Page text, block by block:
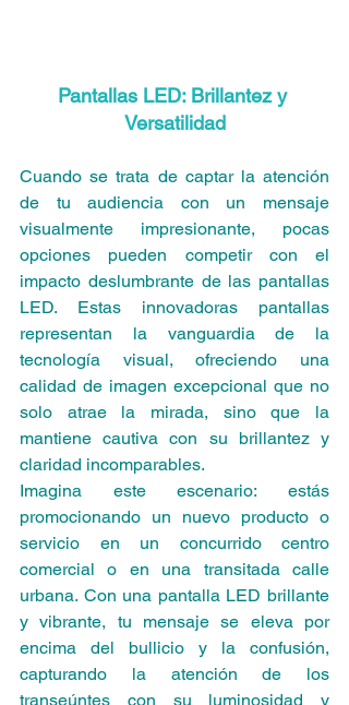
Pantallas LED: Brillantez y
Versatilidad
Cuando se trata de captar la atención
de tu audiencia con un mensaje
visualmente impresionante, pocas
opciones pueden competir con el
impacto deslumbrante de las pantallas
LED. Estas innovadoras pantallas
representan la vanguardia de la
tecnología visual, ofreciendo una
calidad de imagen excepcional que no
solo atrae la mirada, sino que la
mantiene cautiva con su brillantez y
claridad incomparables.
Imagina este escenario: estás
promocionando un nuevo producto o
servicio en un concurrido centro
comercial o en una transitada calle
urbana. Con una pantalla LED brillante
y vibrante, tu mensaje se eleva por
encima del bullicio y la confusión,
capturando la atención de los
transeúntes con su luminosidad y